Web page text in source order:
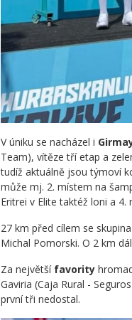
V úniku se nacházel i
Team), vítěze tří etap a
tudíž aktuálně jsou týmoví
může mj. 2. místem na
Eritrei v Elite taktéž loni a
27 km před cílem se
Michal Pomorski. O 2 km
Za největší favority
Gaviria (Caja Rural -
první tři nedostal.